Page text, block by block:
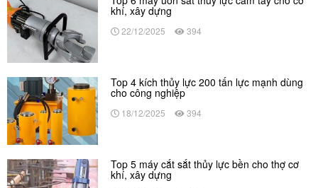
khí, xây dựng
22/12/2025 394
Top 4 kích thủy lực 200 tấn lực mạnh dùng
cho công nghiệp
18/12/2025 394
Top 5 máy cắt sắt thủy lực bền cho thợ cơ
khí, xây dựng